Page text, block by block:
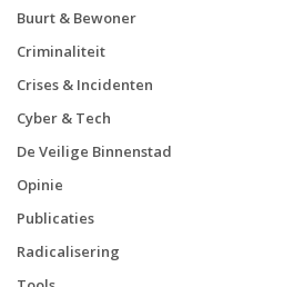
Buurt & Bewoner
Criminaliteit
Crises & Incidenten
Cyber & Tech
De Veilige Binnenstad
Opinie
Publicaties
Radicalisering